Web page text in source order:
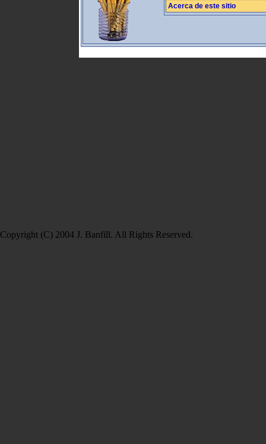
Acerca de este sitio
Copyright (C) 2004 J. Banfill. All Rights Reserved.